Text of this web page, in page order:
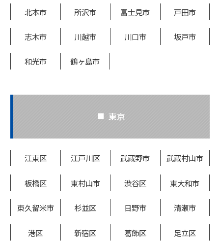
北本市 所沢市 富士見市 戸田市
志木市 川越市 川口市 坂戸市
和光市 鶴ヶ島市
東京
江東区 江戸川区 武蔵野市 武蔵村山市
板橋区 東村山市 渋谷区 東大和市
東久留米市 杉並区 日野市 清瀬市
港区 新宿区 葛飾区 足立区